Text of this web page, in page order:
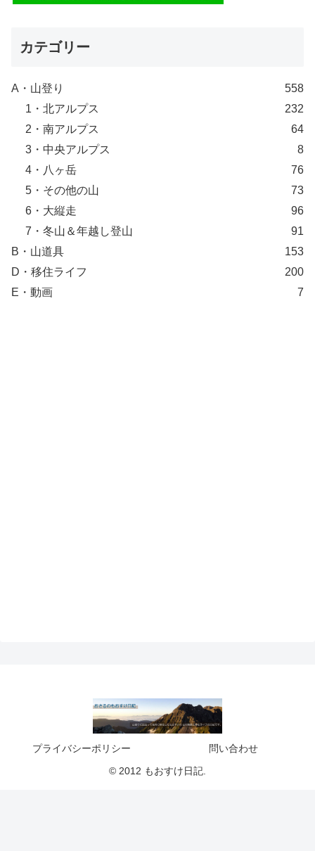
カテゴリー
A・山登り
558
1・北アルプス
232
2・南アルプス
64
3・中央アルプス
8
4・八ヶ岳
76
5・その他の山
73
6・大縦走
96
7・冬山＆年越し登山
91
B・山道具
153
D・移住ライフ
200
E・動画
7
プライバシーポリシー
問い合わせ
© 2012 もおすけ日記.